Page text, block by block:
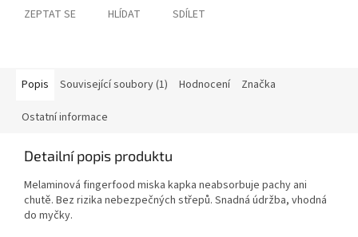
ZEPTAT SE HLÍDAT SDÍLET
Popis Související soubory (1) Hodnocení Značka
Ostatní informace
Detailní popis produktu
Melaminová fingerfood miska kapka neabsorbuje pachy ani
chutě. Bez rizika nebezpečných střepů. Snadná údržba, vhodná
do myčky.